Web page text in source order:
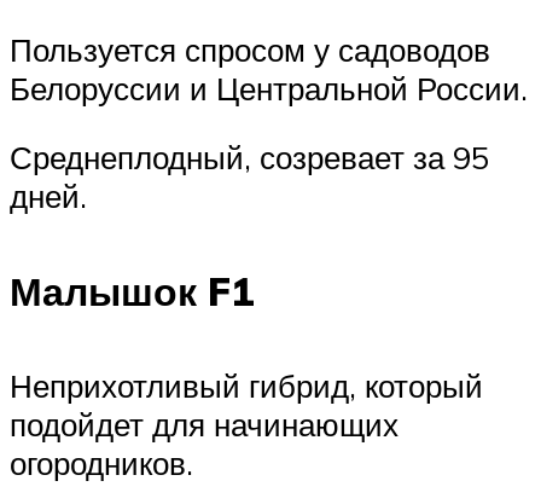
Пользуется спросом у садоводов
Белоруссии и Центральной России.
Среднеплодный, созревает за 95
дней.
Малышок F1
Неприхотливый гибрид, который
подойдет для начинающих
огородников.